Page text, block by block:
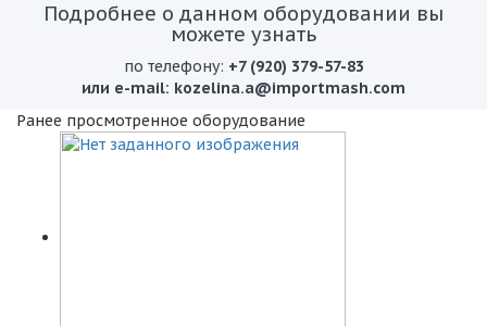
Подробнее о данном оборудовании вы
можете узнать
по телефону: +7 (920) 379-57-83
или e-mail: kozelina.a@importmash.com
Ранее просмотренное оборудование